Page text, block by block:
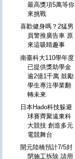
最高獎項5萬等你
來挑戰
喜歡健身嗎？2猛男
員警推廣告車 原
來這吸睛趣事
南臺科大110學年度
已提供獎助學金
逾2億1千萬 鼓勵
學生專注學業翻
轉未來
日本Hado科技躲避
球賽齊聚遠東科
大競技 創造多元
電競舞台
開元陸橋預計7/5封
閉施工拆除 請用